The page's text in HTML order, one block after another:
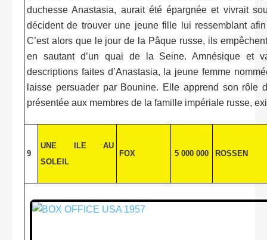
duchesse Anastasia, aurait été épargnée et vivrait
décident de trouver une jeune fille lui ressemblant
C’est alors que le jour de la Pâque russe, ils
en sautant d’un quai de la Seine. Amnésique et
descriptions faites d’Anastasia, la jeune femme
laisse persuader par Bounine. Elle apprend son rôle
présentée aux membres de la famille impériale russe,
9
UNE ILE AU
SOLEIL
FOX 5 000 000 ROSSEN